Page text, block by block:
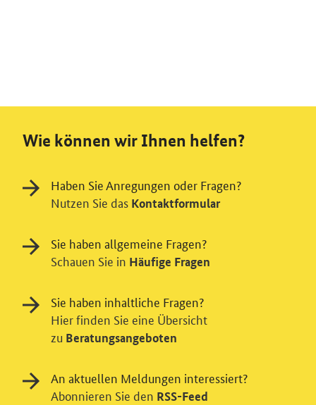
Wie können wir Ihnen helfen?
Haben Sie Anregungen oder Fragen?
Nutzen Sie das Kontaktformular
Sie haben allgemeine Fragen?
Schauen Sie in Häufige Fragen
Sie haben inhaltliche Fragen?
Hier finden Sie eine Übersicht
zu Beratungsangeboten
An aktuellen Meldungen interessiert?
Abonnieren Sie den RSS-Feed